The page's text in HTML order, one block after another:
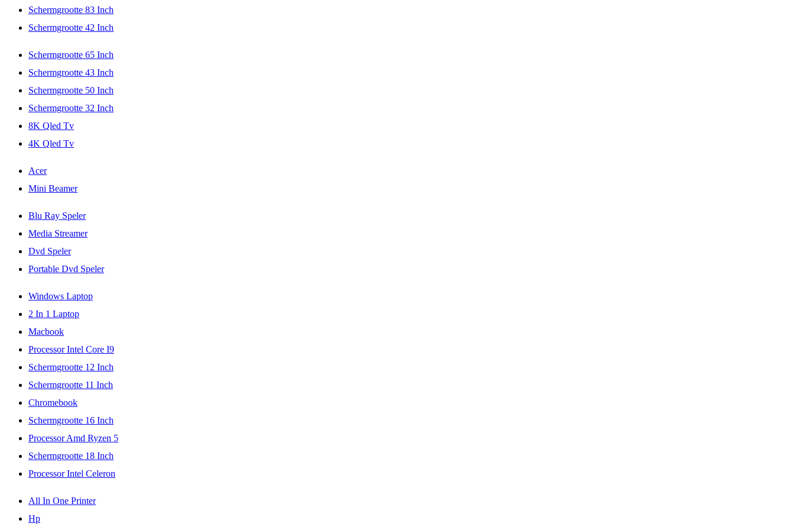
Schermgrootte 83 Inch
Schermgrootte 42 Inch
Schermgrootte 65 Inch
Schermgrootte 43 Inch
Schermgrootte 50 Inch
Schermgrootte 32 Inch
8K Qled Tv
4K Qled Tv
Acer
Mini Beamer
Blu Ray Speler
Media Streamer
Dvd Speler
Portable Dvd Speler
Windows Laptop
2 In 1 Laptop
Macbook
Processor Intel Core I9
Schermgrootte 12 Inch
Schermgrootte 11 Inch
Chromebook
Schermgrootte 16 Inch
Processor Amd Ryzen 5
Schermgrootte 18 Inch
Processor Intel Celeron
All In One Printer
Hp